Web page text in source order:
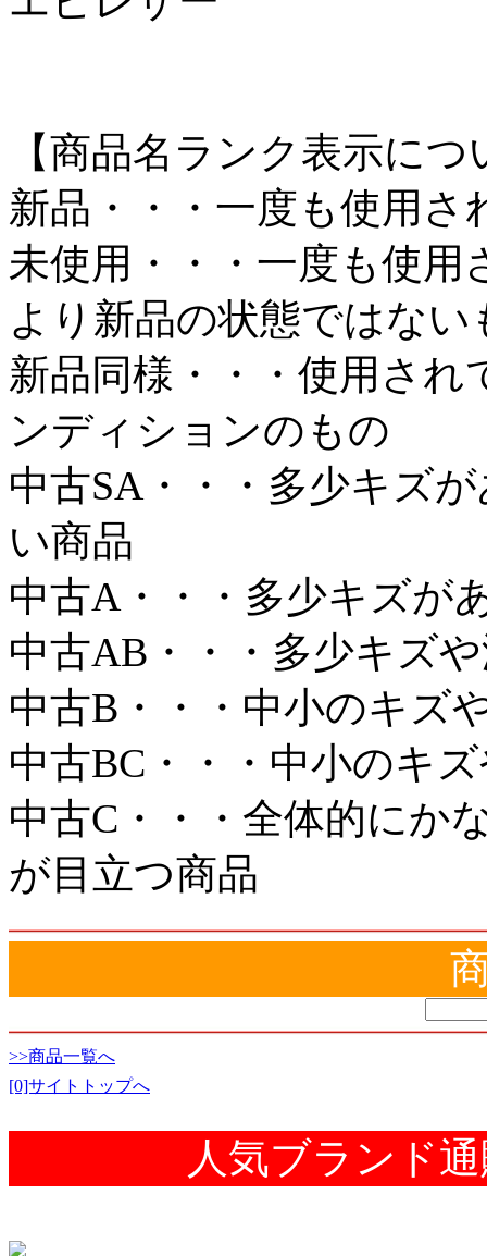
【商品名ランク表示につ
新品・・・一度も使用
未使用・・・一度も使
より新品の状態ではない
新品同様・・・使用さ
ンディションのもの
中古SA・・・多少キズ
い商品
中古A・・・多少キズが
中古AB・・・多少キズ
中古B・・・中小のキズ
中古BC・・・中小のキ
中古C・・・全体的にか
が目立つ商品
>>商品一覧へ
[0]サイトトップへ
人気ブランド